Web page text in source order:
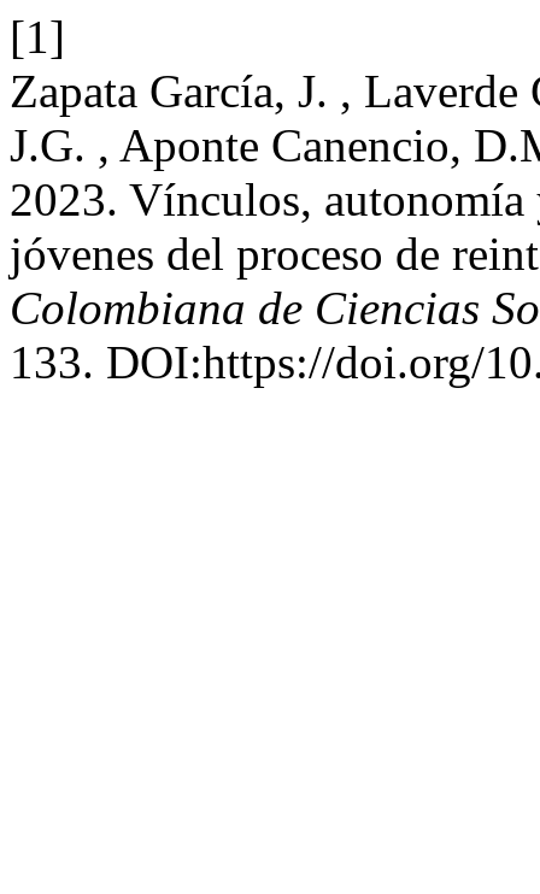
[1]
Zapata García, J. ,
J.G. , Aponte Canencio,
2023. Vínculos, autonomía
jóvenes del proceso de
Colombiana de Ciencias
133. DOI:https://doi.org/